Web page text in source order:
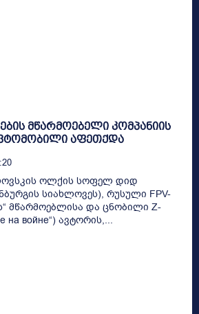
მწარმოებელი კომპანიის
აფეთქდა
ოლქის სოფელ დიდ
სიახლოვეს), რუსული FPV-
მწარმოებლისა და ცნობილი Z-
на войне“) ავტორის,...